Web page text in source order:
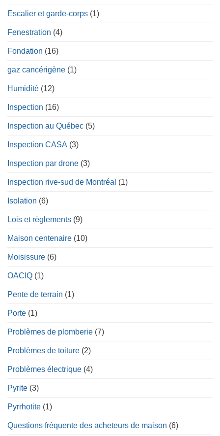
Escalier et garde-corps (1)
Fenestration (4)
Fondation (16)
gaz cancérigène (1)
Humidité (12)
Inspection (16)
Inspection au Québec (5)
Inspection CASA (3)
Inspection par drone (3)
Inspection rive-sud de Montréal (1)
Isolation (6)
Lois et règlements (9)
Maison centenaire (10)
Moisissure (6)
OACIQ (1)
Pente de terrain (1)
Porte (1)
Problèmes de plomberie (7)
Problèmes de toiture (2)
Problèmes électrique (4)
Pyrite (3)
Pyrrhotite (1)
Questions fréquente des acheteurs de maison (6)